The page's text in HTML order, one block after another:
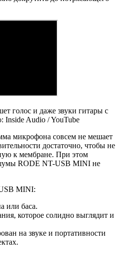
голос и даже звуки гитары с
Inside Audio / YouTube
микрофона совсем не мешает
достаточно, чтобы не
к мембране. При этом
RODE NT-USB MINI не
MINI:
или баса.
которое солидно выглядит и
на звуке и портативности